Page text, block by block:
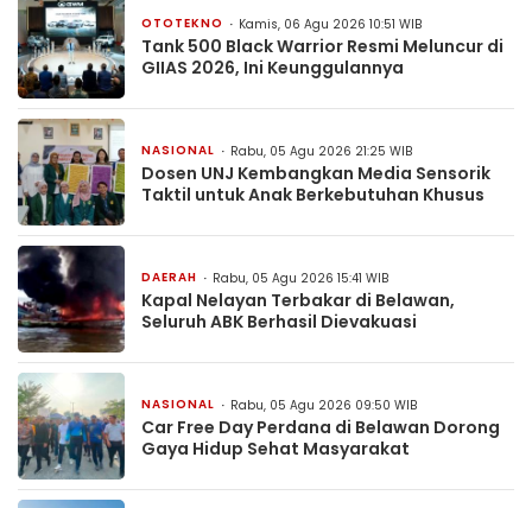
OTOTEKNO Kamis, 06 Agu 2026 10:51 WIB
Tank 500 Black Warrior Resmi Meluncur di
GIIAS 2026, Ini Keunggulannya
NASIONAL Rabu, 05 Agu 2026 21:25 WIB
Dosen UNJ Kembangkan Media Sensorik
Taktil untuk Anak Berkebutuhan Khusus
DAERAH Rabu, 05 Agu 2026 15:41 WIB
Kapal Nelayan Terbakar di Belawan,
Seluruh ABK Berhasil Dievakuasi
NASIONAL Rabu, 05 Agu 2026 09:50 WIB
Car Free Day Perdana di Belawan Dorong
Gaya Hidup Sehat Masyarakat